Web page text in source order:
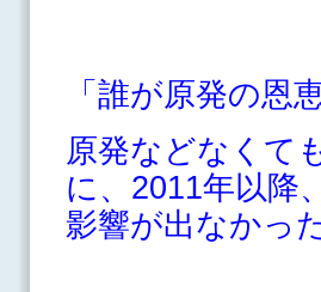
「誰が原発の恩
原発などなくて
に、2011年以降
影響が出なかっ